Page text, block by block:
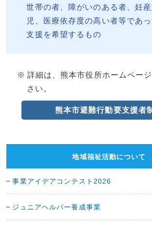
世帯の者、障がいのある者、妊
児、医療依存度の高い者等であ
支援を希望するもの
詳細は、熊本市役所ホームペー
さい。
熊本市避難行動要支援者
地域福祉活動について
事業アイデアコンテスト2026
ジュニアヘルパー養成事業